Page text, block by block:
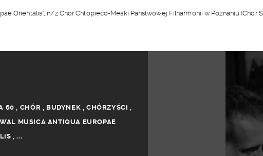
Orientalis”, n/z Chór Chłopięco-Męski Państwowej Filharmonii w Poznaniu
60 , CHÓR , BUDYNEK , CHÓRZYŚCI ,
MUSICA ANTIQUA EUROPAE
,...